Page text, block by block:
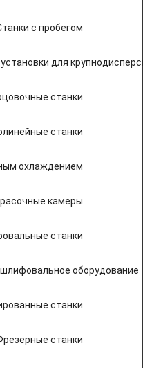
с пробегом
для
станки
станки
охлаждением
камеры
станки
оборудование
станки
станки